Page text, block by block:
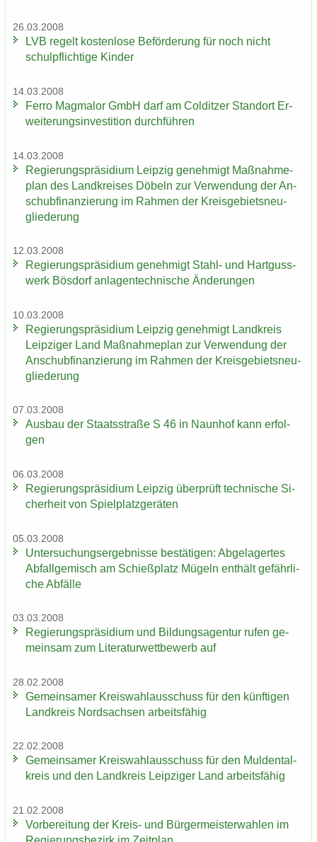
26.03.2008
LVB re­gelt kos­ten­lo­se Be­för­de­rung für noch nicht
schul­pflich­ti­ge Kin­der
14.03.2008
Ferro Mag­ma­lor GmbH darf am Col­dit­zer Stand­ort Er­
wei­te­rungs­in­ves­ti­ti­on durch­füh­ren
14.03.2008
Re­gie­rungs­prä­si­di­um Leip­zig ge­neh­migt Maß­nah­me­
plan des Land­krei­ses Dö­beln zur Ver­wen­dung der An­
schub­fi­nan­zie­rung im Rah­men der Kreis­ge­biets­neu­
glie­de­rung
12.03.2008
Re­gie­rungs­prä­si­di­um ge­neh­migt Stahl-​ und Hart­guss­
werk Bös­dorf an­la­gen­tech­ni­sche Än­de­run­gen
10.03.2008
Re­gie­rungs­prä­si­di­um Leip­zig ge­neh­migt Land­kreis
Leip­zi­ger Land Maß­nah­me­plan zur Ver­wen­dung der
An­schub­fi­nan­zie­rung im Rah­men der Kreis­ge­biets­neu­
glie­de­rung
07.03.2008
Aus­bau der Staats­stra­ße S 46 in Naun­hof kann er­fol­
gen
06.03.2008
Re­gie­rungs­prä­si­di­um Leip­zig über­prüft tech­ni­sche Si­
cher­heit von Spiel­platz­ge­rä­ten
05.03.2008
Un­ter­su­chungs­er­geb­nis­se be­stä­ti­gen: Ab­ge­la­ger­tes
Ab­fall­ge­misch am Schieß­platz Mü­geln ent­hält ge­fähr­li­
che Ab­fäl­le
03.03.2008
Re­gie­rungs­prä­si­di­um und Bil­dungs­agen­tur rufen ge­
mein­sam zum Li­te­ra­tur­wett­be­werb auf
28.02.2008
Ge­mein­sa­mer Kreis­wahl­aus­schuss für den künf­ti­gen
Land­kreis Nord­sach­sen ar­beits­fä­hig
22.02.2008
Ge­mein­sa­mer Kreis­wahl­aus­schuss für den Mul­den­tal­
kreis und den Land­kreis Leip­zi­ger Land ar­beits­fä­hig
21.02.2008
Vor­be­rei­tung der Kreis-​ und Bür­ger­meis­ter­wah­len im